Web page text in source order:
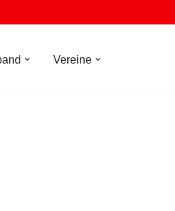
Vereine